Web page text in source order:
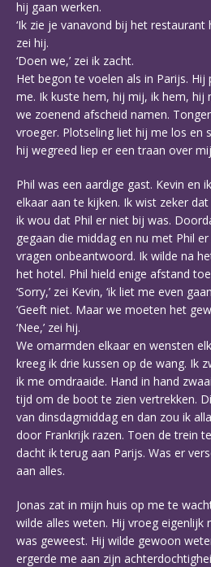
hij gaan werken.
‘Ik zie je vanavond bij het restaurant
zei hij.
‘Doen we,’ zei ik zacht.
Het begon te voelen als in Parijs.
me. Ik kuste hem, hij mij, ik hem,
we zoenend afscheid namen.
vroeger. Plotseling liet hij me los en
hij wegreed liep er een traan over
Phil was een aardige gast. Kevin en
elkaar aan te kijken. Ik wist zeker
ik wou dat Phil er niet bij was.
gegaan die middag en nu met Phil
vragen onbeantwoord. Ik wilde na
het hotel. Phil hield enige afstand
‘Sorry,’ zei Kevin, ‘ik liet me even
‘Geeft niet. Maar we moeten het
‘Nee,’ zei hij.
We omarmden elkaar en wensten
kreeg ik drie kussen op de wang. Ik
ik me omdraaide. Hand in hand
tijd om de boot te zien vertrekken.
van dinsdagmiddag en dan zou ik
door Frankrijk razen. Toen de trein
dacht ik terug aan Parijs. Was er
aan alles.
Jonas zat in mijn huis op me te
wilde alles weten. Hij vroeg eigenlijk
was geweest. Hij wilde gewoon
ergerde me aan zijn